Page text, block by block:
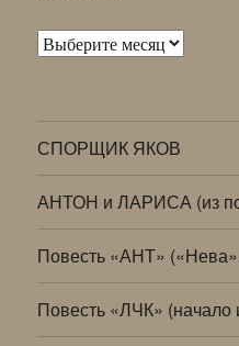
Архивы
СПОРЩИК ЯКОВ
АНТОН и ЛАРИСА (из
Повесть «АНТ»
Повесть «ЛЧК» (начало